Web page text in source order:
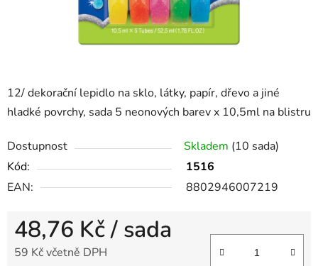
12/dekorační lepidlo na sklo, látky, papír, dřevo a jiné
hladké povrchy, sada 5 neonových barev x 10,5ml na blistru
Dostupnost Skladem (10 sada)
Kód:
1516
EAN:
8802946007219
48,76 Kč/ sada
59 Kč včetně DPH